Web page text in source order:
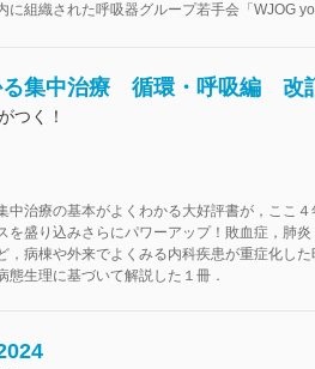
に組織された呼吸器グループ若手会「WJOG
る集中治療 循環・呼吸編 改
つく！
中治療の基本がよくわかる大好評書が，ここ４
を盛り込みさらにパワーアップ！敗血症，肺炎
，病棟や外来でよくみる内科疾患が重症化し
態生理に基づいて解説した１冊．